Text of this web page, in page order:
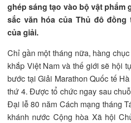
ghép sáng tạo vào bộ vật phẩm
sắc văn hóa của Thủ đô
của giải.
Chỉ gần một tháng nữa, hàng
khắp Việt Nam và thế giới sẽ hội
bước tại Giải Marathon Quốc tế
thứ 4. Được tổ chức ngay sau
Đại lễ 80 năm Cách mạng tháng
khánh nước Cộng hòa Xã hội